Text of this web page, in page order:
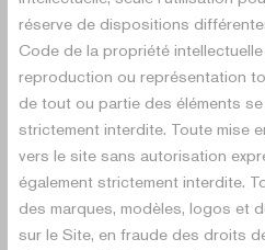
réserve de dispositions
Code de la propriété
reproduction ou représentation
de tout ou partie des éléments
strictement interdite. Toute mise
vers le site sans autorisation
également strictement interdite.
des marques, modèles, logos et
sur le Site, en fraude des droits